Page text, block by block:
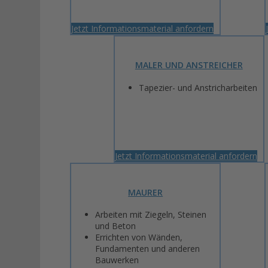
Jetzt Informationsmaterial anfordern
MALER UND ANSTREICHER
Tapezier- und Anstricharbeiten
Jetzt Informationsmaterial anfordern
MAURER
Arbeiten mit Ziegeln, Steinen
und Beton
Errichten von Wänden,
Fundamenten und anderen
Bauwerken